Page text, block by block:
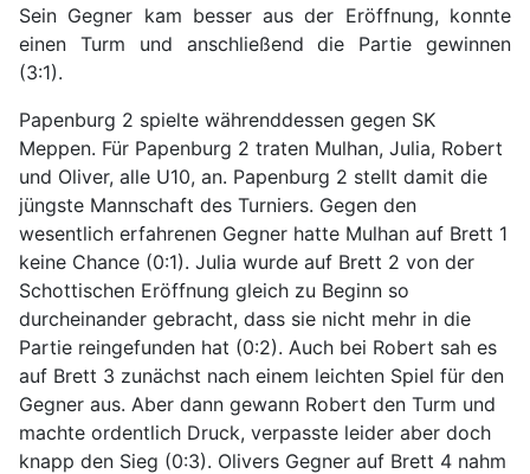
Sein Gegner kam besser aus der Eröffnung, konnte
einen Turm und anschließend die Partie gewinnen
(3:1).
Papenburg 2 spielte währenddessen gegen SK
Meppen. Für Papenburg 2 traten Mulhan, Julia, Robert
und Oliver, alle U10, an. Papenburg 2 stellt damit die
jüngste Mannschaft des Turniers. Gegen den
wesentlich erfahrenen Gegner hatte Mulhan auf Brett 1
keine Chance (0:1). Julia wurde auf Brett 2 von der
Schottischen Eröffnung gleich zu Beginn so
durcheinander gebracht, dass sie nicht mehr in die
Partie reingefunden hat (0:2). Auch bei Robert sah es
auf Brett 3 zunächst nach einem leichten Spiel für den
Gegner aus. Aber dann gewann Robert den Turm und
machte ordentlich Druck, verpasste leider aber doch
knapp den Sieg (0:3). Olivers Gegner auf Brett 4 nahm